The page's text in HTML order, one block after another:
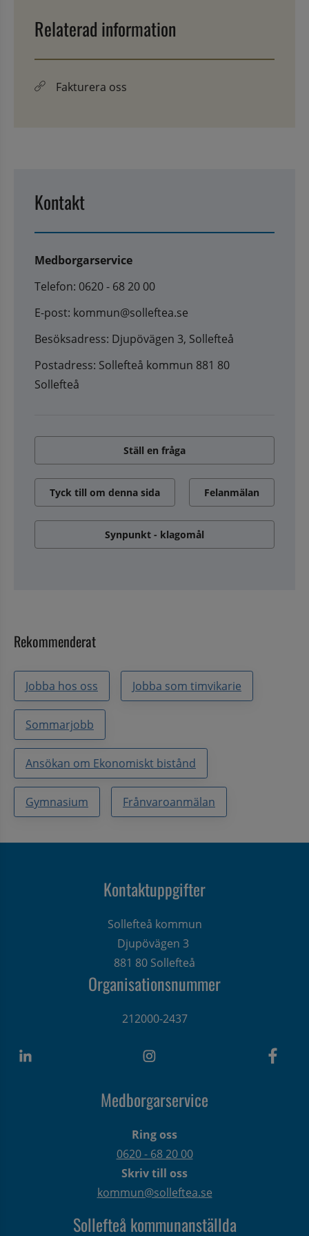
Relaterad information
Fakturera oss
Kontakt
Medborgarservice
Telefon: 0620 - 68 20 00
E-post: kommun@solleftea.se
Besöksadress: Djupövägen 3, Sollefteå
Postadress: Sollefteå kommun 881 80
Sollefteå
Ställ en fråga
Tyck till om denna sida Felanmälan
Synpunkt - klagomål
Rekommenderat
Jobba hos oss Jobba som timvikarie
Sommarjobb
Ansökan om Ekonomiskt bistånd
Gymnasium Frånvaroanmälan
Kontaktuppgifter
Sollefteå kommun
Djupövägen 3
881 80 Sollefteå
Organisationsnummer
212000-2437
Medborgarservice
Ring oss
0620 - 68 20 00
Skriv till oss
kommun@solleftea.se
Sollefteå kommunanställda